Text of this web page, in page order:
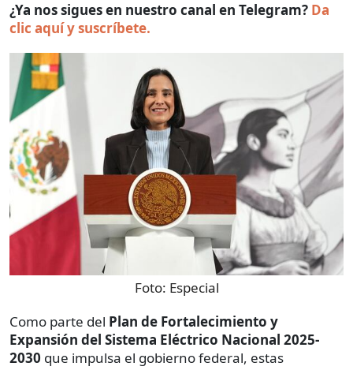
¿Ya nos sigues en nuestro canal en Telegram? Da
clic aquí y suscríbete.
Foto: Especial
Como parte del Plan de Fortalecimiento y
Expansión del Sistema Eléctrico Nacional 2025-
2030 que impulsa el gobierno federal, estas